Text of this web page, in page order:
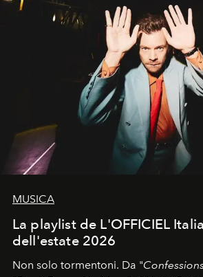
MUSICA
La playlist de L'OFFICIEL
dell'estate 2026
Non solo tormentoni. Da "